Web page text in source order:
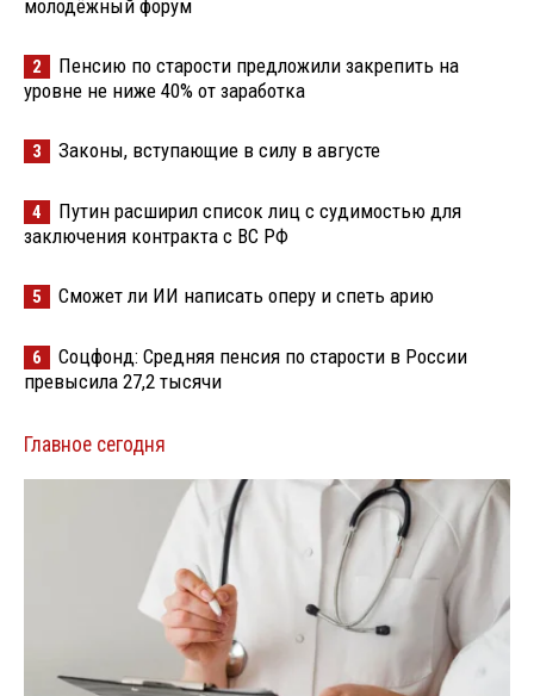
молодёжный форум
2
Пенсию по старости предложили закрепить на
уровне не ниже 40% от заработка
3 Законы, вступающие в силу в августе
4
Путин расширил список лиц с судимостью для
заключения контракта с ВС РФ
5 Сможет ли ИИ написать оперу и спеть арию
6
Соцфонд: Средняя пенсия по старости в России
превысила 27,2 тысячи
Главное сегодня